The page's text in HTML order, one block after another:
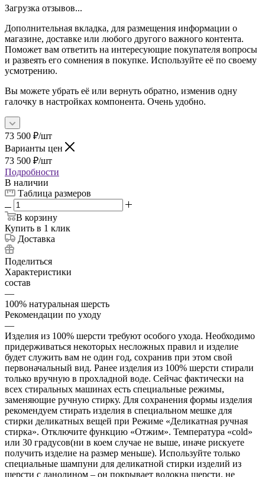
Загрузка отзывов...
Дополнительная вкладка, для размещения информации о
магазине, доставке или любого другого важного контента.
Поможет вам ответить на интересующие покупателя вопросы
и развеять его сомнения в покупке. Используйте её по своему
усмотрению.
Вы можете убрать её или вернуть обратно, изменив одну
галочку в настройках компонента. Очень удобно.
73 500 ₽/шт
Варианты цен
73 500 ₽/шт
Подробности
В наличии
Таблица размеров
В корзину
Купить в 1 клик
Доставка
Поделиться
Характеристики
состав
—
100% натуральная шерсть
Рекомендации по уходу
—
Изделия из 100% шерсти требуют особого ухода. Необходимо
придерживаться некоторых несложных правил и изделие
будет служить вам не один год, сохранив при этом свой
первоначальный вид. Ранее изделия из 100% шерсти стирали
только вручную в прохладной воде. Сейчас фактически на
всех стиральных машинах есть специальные режимы,
заменяющие ручную стирку. Для сохранения формы изделия
рекомендуем стирать изделия в специальном мешке для
стирки деликатных вещей при Режиме «Деликатная ручная
стирка». Отключите функцию «Отжим». Температура «cold»
или 30 градусов(ни в коем случае не выше, иначе рискуете
получить изделие на размер меньше). Используйте только
специальные шампуни для деликатной стирки изделий из
шерсти с ланолином – он покрывает волокна шерсти, не